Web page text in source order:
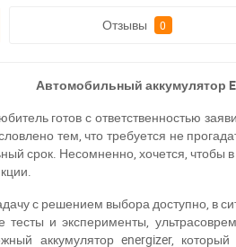
Отзывы 0
Автомобильный аккумулятор
готов с ответственностью
тем, что требуется не
срок. Несомненно, хочется, чтобы
с решением выбора доступно, в
и эксперименты,
аккумулятор energizer,